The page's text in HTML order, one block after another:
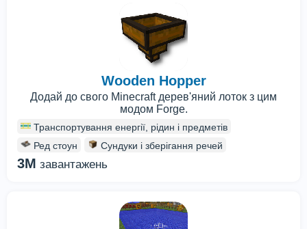
Wooden Hopper
Додай до свого Minecraft дерев'яний лоток з цим
модом Forge.
Транспортування енергії, рідин і предметів
Ред стоун
Сундуки і зберігання речей
3M завантажень